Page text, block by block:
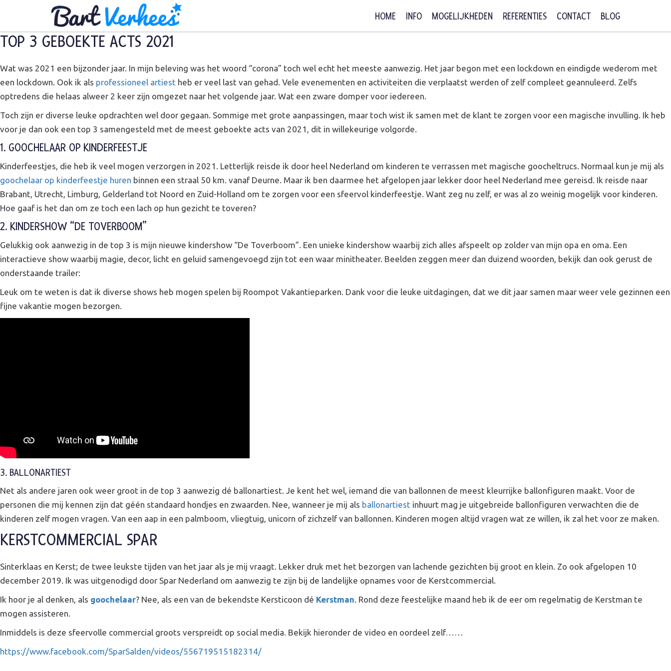
HOME INFO MOGELIJKHEDEN REFERENTIES CONTACT BLOG
TOP 3 GEBOEKTE ACTS 2021
Wat was 2021 een bijzonder jaar. In mijn beleving was het woord “corona” toch wel echt het meeste aanwezig. Het jaar begon met een lockdown en eindigde wederom met
een lockdown. Ook ik als professioneel artiest heb er veel last van gehad. Vele evenementen en activiteiten die verplaatst werden of zelf compleet geannuleerd. Zelfs
optredens die helaas alweer 2 keer zijn omgezet naar het volgende jaar. Wat een zware domper voor iedereen.
Toch zijn er diverse leuke opdrachten wel door gegaan. Sommige met grote aanpassingen, maar toch wist ik samen met de klant te zorgen voor een magische invulling. Ik heb
voor je dan ook een top 3 samengesteld met de meest geboekte acts van 2021, dit in willekeurige volgorde.
1. GOOCHELAAR OP KINDERFEESTJE
Kinderfeestjes, die heb ik veel mogen verzorgen in 2021. Letterlijk reisde ik door heel Nederland om kinderen te verrassen met magische goocheltrucs. Normaal kun je mij als
goochelaar op kinderfeestje huren binnen een straal 50 km. vanaf Deurne. Maar ik ben daarmee het afgelopen jaar lekker door heel Nederland mee gereisd. Ik reisde naar
Brabant, Utrecht, Limburg, Gelderland tot Noord en Zuid-Holland om te zorgen voor een sfeervol kinderfeestje. Want zeg nu zelf, er was al zo weinig mogelijk voor kinderen.
Hoe gaaf is het dan om ze toch een lach op hun gezicht te toveren?
2. KINDERSHOW “DE TOVERBOOM”
Gelukkig ook aanwezig in de top 3 is mijn nieuwe kindershow “De Toverboom”. Een unieke kindershow waarbij zich alles afspeelt op zolder van mijn opa en oma. Een
interactieve show waarbij magie, decor, licht en geluid samengevoegd zijn tot een waar minitheater. Beelden zeggen meer dan duizend woorden, bekijk dan ook gerust de
onderstaande trailer:
Leuk om te weten is dat ik diverse shows heb mogen spelen bij Roompot Vakantieparken. Dank voor die leuke uitdagingen, dat we dit jaar samen maar weer vele gezinnen een
fijne vakantie mogen bezorgen.
3. BALLONARTIEST
Net als andere jaren ook weer groot in de top 3 aanwezig dé ballonartiest. Je kent het wel, iemand die van ballonnen de meest kleurrijke ballonfiguren maakt. Voor de
personen die mij kennen zijn dat géén standaard hondjes en zwaarden. Nee, wanneer je mij als ballonartiest inhuurt mag je uitgebreide ballonfiguren verwachten die de
kinderen zelf mogen vragen. Van een aap in een palmboom, vliegtuig, unicorn of zichzelf van ballonnen. Kinderen mogen altijd vragen wat ze willen, ik zal het voor ze maken.
KERSTCOMMERCIAL SPAR
Sinterklaas en Kerst; de twee leukste tijden van het jaar als je mij vraagt. Lekker druk met het bezorgen van lachende gezichten bij groot en klein. Zo ook afgelopen 10
december 2019. Ik was uitgenodigd door Spar Nederland om aanwezig te zijn bij de landelijke opnames voor de Kerstcommercial.
Ik hoor je al denken, als goochelaar? Nee, als een van de bekendste Kersticoon dé Kerstman. Rond deze feestelijke maand heb ik de eer om regelmatig de Kerstman te
mogen assisteren.
Inmiddels is deze sfeervolle commercial groots verspreidt op social media. Bekijk hieronder de video en oordeel zelf……
https://www.facebook.com/SparSalden/videos/556719515182314/